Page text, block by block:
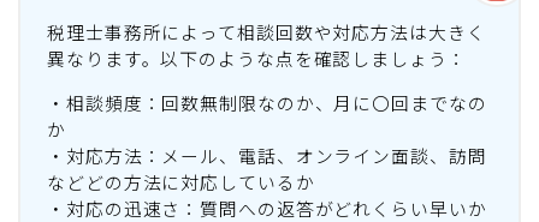
税理士事務所によって相談回数や対応方法は大きく
異なります。以下のような点を確認しましょう：
・相談頻度：回数無制限なのか、月に〇回までなの
か
・対応方法：メール、電話、オンライン面談、訪問
などどの方法に対応しているか
・対応の迅速さ：質問への返答がどれくらい早いか